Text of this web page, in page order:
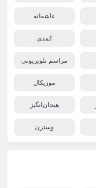
عاشقانه
کمدی
مراسم تلویزیونی
موزیکال
هیجان‌انگیز
وسترن